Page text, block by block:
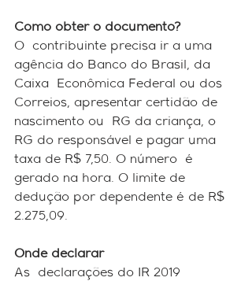
Como obter o documento?
O  contribuinte precisa ir a uma
agência do Banco do Brasil, da
Caixa  Econômica Federal ou dos
Correios, apresentar certidão de
nascimento ou  RG da criança, o
RG do responsável e pagar uma
taxa de R$ 7,50. O número  é
gerado na hora. O limite de
dedução por dependente é de R$
2.275,09.
Onde declarar
As  declarações do IR 2019